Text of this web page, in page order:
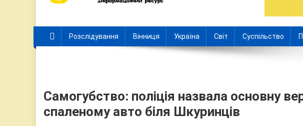
Розслідування Вінниця Україна Світ Суспільство
Самогубство: поліція назвала основну
спаленому авто біля Шкуринців